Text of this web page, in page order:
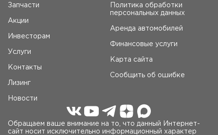
Запчасти
Акции
Инвесторам
Услуги
Контакты
Лизинг
Новости
Политика обработки
персональных данных
Аренда автомобилей
Финансовые услуги
Карта сайта
Сообщить об ошибке
Обращаем ваше внимание на то, что данный Интернет-
сайт носит исключительно информационный характер